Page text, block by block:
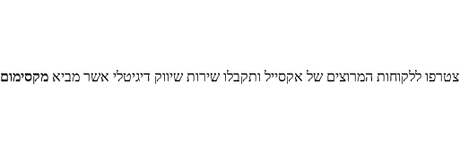
ללקוחות המרוצים של אקסייל ותקבלו שירות שיווק דיגיטלי אשר מביא מקסימום